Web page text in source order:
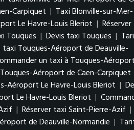
Carpiquet | Taxi Blonville-sur-Mer-
Le Havre-Louis Bleriot |
Touques | Devis taxi Touques |
taxi Touques-Aéroport de Deauville-
un taxi à Touques-
Aéroport de Caen-Carpiquet
Aéroport Le Havre-Louis Bleriot |
Le Havre-Louis Bleriot |
| Réserver taxi Saint-Pierre-Azif |
de Deauville-Normandie |